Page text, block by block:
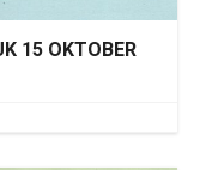
15 OKTOBER